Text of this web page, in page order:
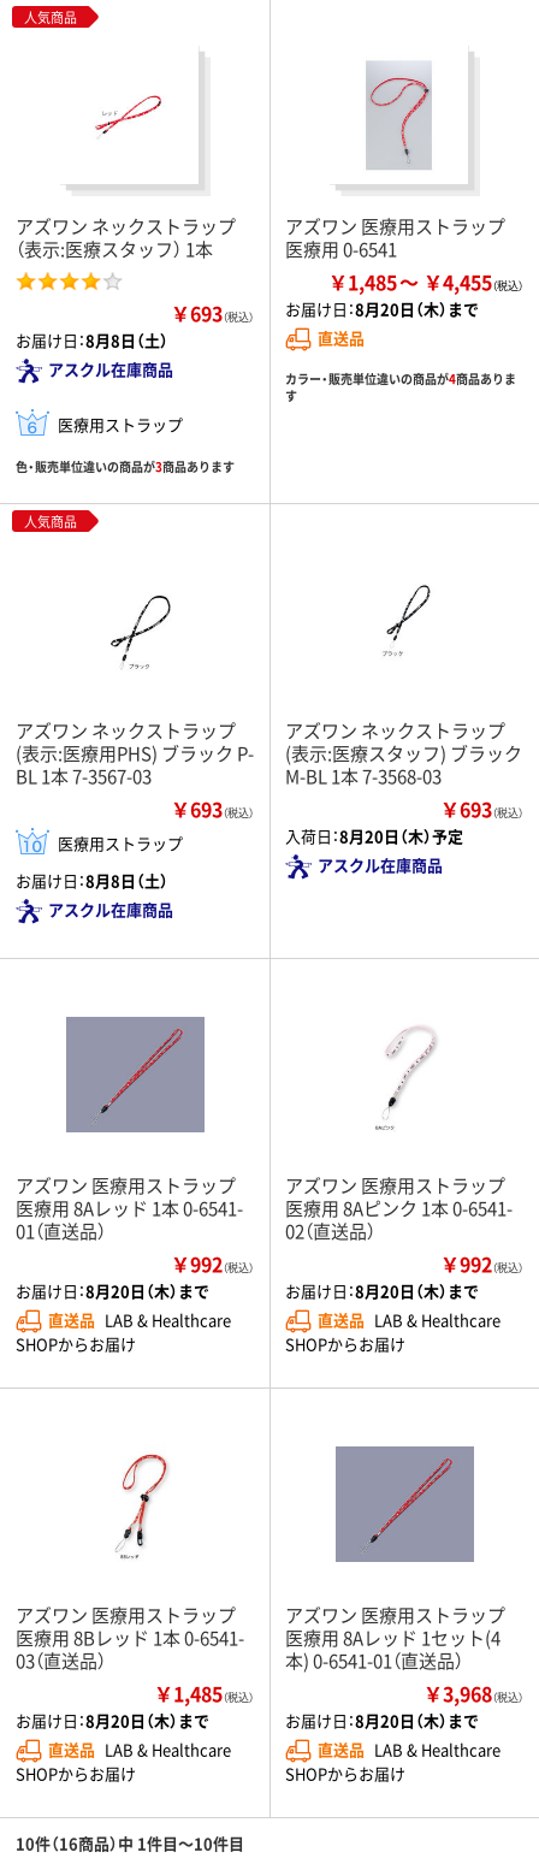
人気商品
アズワン ネックストラップ
（表示:医療スタッフ） 1本
￥693（税込）
お届け日：8月8日（土）
アスクル在庫商品
医療用ストラップ
色・販売単位違いの商品が3商品あります
アズワン 医療用ストラップ
医療用 0-6541
￥1,485 ￥4,455
お届け日：8月20日（木）まで
直送品
カラー・販売単位違いの商品が4商品ありま
す
人気商品
アズワン ネックストラップ
(表示:医療用PHS) ブラック P-
BL 1本 7-3567-03
￥693（税込）
医療用ストラップ
お届け日：8月8日（土）
アスクル在庫商品
アズワン ネックストラップ
(表示:医療スタッフ) ブラック
M-BL 1本 7-3568-03
￥693（税込）
入荷日：8月20日（木）予定
アスクル在庫商品
アズワン 医療用ストラップ
医療用 8Aレッド 1本 0-6541-
01（直送品）
￥992（税込）
お届け日：8月20日（木）まで
直送品 LAB & Healthcare
SHOPからお届け
アズワン 医療用ストラップ
医療用 8Aピンク 1本 0-6541-
02（直送品）
￥992（税込）
お届け日：8月20日（木）まで
直送品 LAB & Healthcare
SHOPからお届け
アズワン 医療用ストラップ
医療用 8Bレッド 1本 0-6541-
03（直送品）
￥1,485（税込）
お届け日：8月20日（木）まで
直送品 LAB & Healthcare
SHOPからお届け
アズワン 医療用ストラップ
医療用 8Aレッド 1セット(4
本) 0-6541-01（直送品）
￥3,968（税込）
お届け日：8月20日（木）まで
直送品 LAB & Healthcare
SHOPからお届け
10件（16商品）中 1件目～10件目